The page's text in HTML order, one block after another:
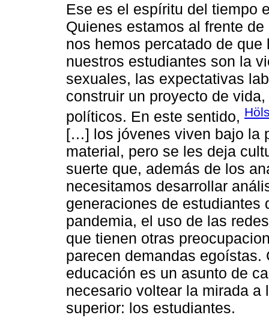
Ese es el espíritu del tiempo
Quienes estamos al frente
nos hemos percatado de
nuestros estudiantes son la
sexuales, las expectativas
construir un proyecto de
políticos. En este sentido,
[…] los jóvenes viven bajo la
material, pero se les deja
suerte que, además de los
necesitamos desarrollar
generaciones de estudiantes
pandemia, el uso de las
que tienen otras
parecen demandas egoístas.
educación es un asunto de
necesario voltear la mirada
superior: los estudiantes.